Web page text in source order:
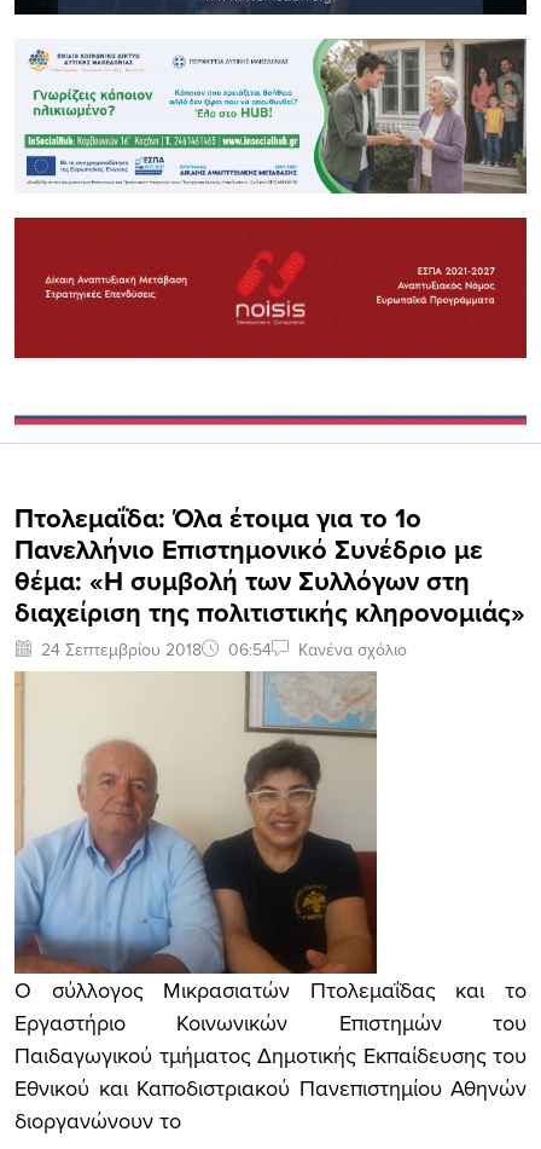
Πτολεμαΐδα: Όλα έτοιμα για το 1ο
Πανελλήνιο Επιστημονικό Συνέδριο με
θέμα: «Η συμβολή των Συλλόγων στη
διαχείριση της πολιτιστικής κληρονομιάς»
24 Σεπτεμβρίου 2018 06:54 Κανένα σχόλιο
Ο σύλλογος Μικρασιατών Πτολεμαΐδας και το
Εργαστήριο Κοινωνικών Επιστημών του
Παιδαγωγικού τμήματος Δημοτικής Εκπαίδευσης του
Εθνικού και Καποδιστριακού Πανεπιστημίου Αθηνών
διοργανώνουν το